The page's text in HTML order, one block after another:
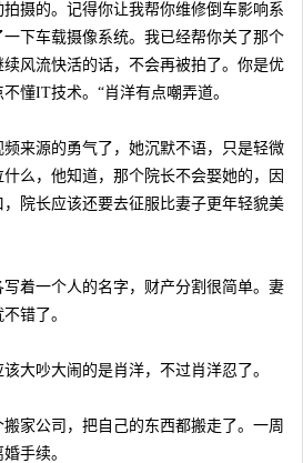
摄的。记得你让我帮你维修倒车影响系
下车载摄像系统。我已经帮你关了那个
风流快活的话，不会再被拍了。你是优
懂IT技术。“肖洋有点嘲弄道。
源的勇气了，她沉默不语，只是轻微
么，他知道，那个院长不会娶她的，因
院长应该还要去征服比妻子更年轻貌美
一个人的名字，财产分割很简单。妻
错了。
吵大闹的是肖洋，不过肖洋忍了。
公司，把自己的东西都搬走了。一周
手续。